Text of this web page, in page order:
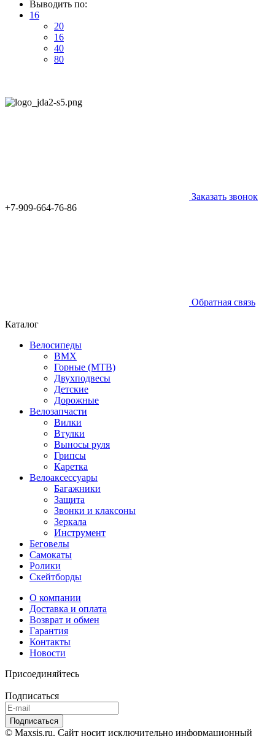
Выводить по:
16
20
16
40
80
Заказать звонок
+7-909-664-76-86
Обратная связь
Каталог
Велосипеды
BMX
Горные (MTB)
Двухподвесы
Детские
Дорожные
Велозапчасти
Вилки
Втулки
Выносы руля
Грипсы
Каретка
Велоаксессуары
Багажники
Защита
Звонки и клаксоны
Зеркала
Инструмент
Беговелы
Самокаты
Ролики
Скейтборды
О компании
Доставка и оплата
Возврат и обмен
Гарантия
Контакты
Новости
Присоединяйтесь
Подписаться
© Maxsis.ru. Сайт носит исключительно информационный